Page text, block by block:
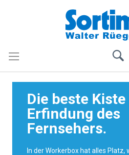
Die beste
Erfindung des
Fernsehers.
In der Workerbox hat alles Platz,